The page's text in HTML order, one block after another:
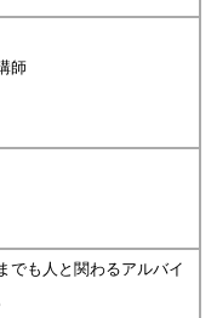
師
でも人と関わるアルバイ